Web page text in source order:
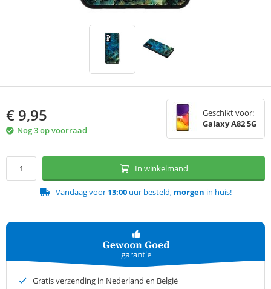
€ 9,95
Nog 3 op voorraad
Geschikt voor:
Galaxy A82 5G
In winkelmand
Vandaag voor 13:00uur besteld, morgen in huis!
Gratis verzending in Nederland en België